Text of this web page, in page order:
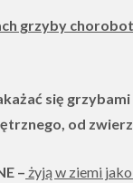
grzyby
się
od
– żyją w ziemi